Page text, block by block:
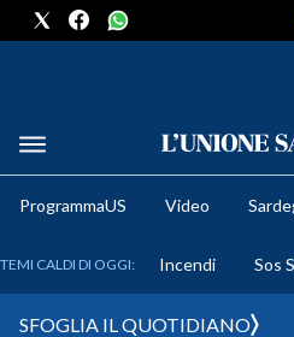
METEO
ProgrammaUS Video
TEMI CALDI DI OGGI: Incendi Sos
SFOGLIA IL QUOTIDIANO